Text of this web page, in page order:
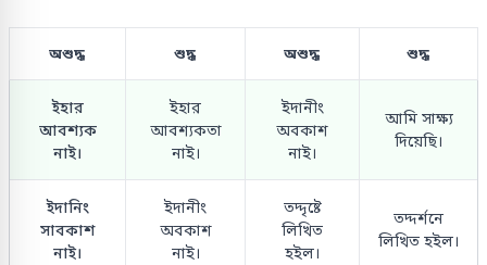
অশুদ্ধ শুদ্ধ অশুদ্ধ শুদ্ধ
ইহার
আবশ্যক
নাই।
ইহার
আবশ্যকতা
নাই।
ইদানীং
অবকাশ
নাই।
আমি সাক্ষ্য
দিয়েছি।
ইদানিং
সাবকাশ
নাই।
ইদানীং
অবকাশ
নাই।
তদ্দৃষ্টে
লিখিত
হইল।
তদ্দর্শনে
লিখিত হইল।